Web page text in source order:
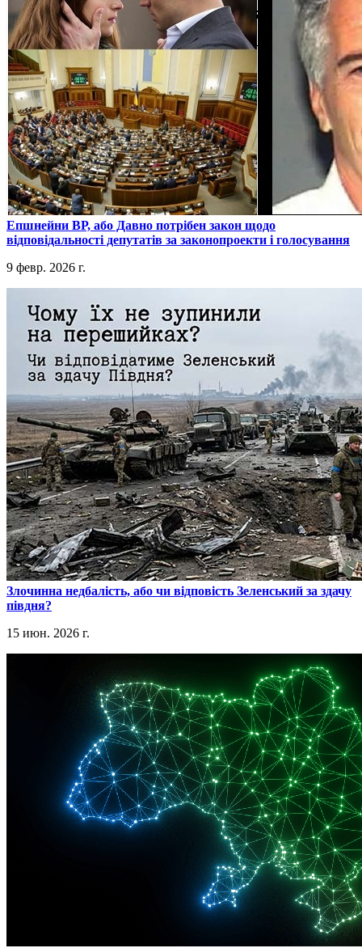
​Епшнейни ВР, або Давно потрібен закон щодо
відповідальності депутатів за законопроекти і голосування
9 февр. 2026 г.
​Злочинна недбалість, або чи відповість Зеленський за здачу
півдня?
15 июн. 2026 г.